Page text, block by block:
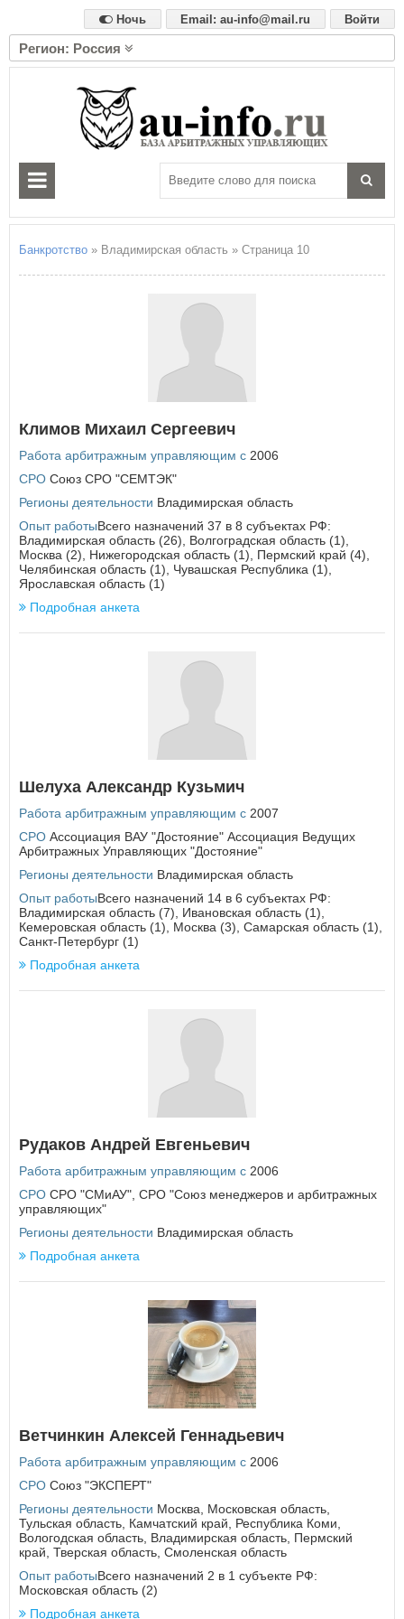
Войти
Email: au-info@mail.ru
Ночь
Регион: Россия
Алтайский край
Амурская область
Архангельская область
Астраханская область
Б
Белгородская область
В
Волгоградская область
З
Забайкальский край
Ивановская область
Иркутская область
К
Кабардино-Балкарская Республика
Калининградская область
Костромская область
Краснодарский край
Красноярский край
Курганская область
Курская область
Л
Ленинградская область
Липецкая область
М
Магаданская область
Москва
Московская область
Мурманская область
Новгородская область
Новосибирская область
О
Омская область
Оренбургская область
Орловская область
Пензенская область
Пермский край
Приморский край
Псковская область
Республика Адыгея
Республика Алтай
Республика Бурятия
Республика Ингушетия
Республика Калмыкия
Республика Карелия
Республика Коми
Республика Крым
Республика Марий Эл
Республика Мордовия
Республика Саха (Якутия)
Республика Северная Осетия - Алания
Банкротство » Владимирская область » Страница 10
Климов Михаил Сергеевич
Работа арбитражным управляющим с 2006
СРО Союз СРО "СЕМТЭК"
Регионы деятельности Владимирская область
Опыт работыВсего назначений 37 в 8 субъектах РФ:
Владимирская область (26), Волгоградская область (1),
Москва (2), Нижегородская область (1), Пермский край (4),
Челябинская область (1), Чувашская Республика (1),
Ярославская область (1)
Подробная анкета
Шелуха Александр Кузьмич
Работа арбитражным управляющим с 2007
СРО Ассоциация ВАУ "Достояние" Ассоциация Ведущих
Арбитражных Управляющих "Достояние"
Регионы деятельности Владимирская область
Опыт работыВсего назначений 14 в 6 субъектах РФ:
Владимирская область (7), Ивановская область (1),
Кемеровская область (1), Москва (3), Самарская область (1),
Санкт-Петербург (1)
Подробная анкета
Рудаков Андрей Евгеньевич
Работа арбитражным управляющим с 2006
СРО СРО "СМиАУ" СРО "Союз менеджеров и арбитражных
управляющих"
Регионы деятельности Владимирская область
Подробная анкета
Ветчинкин Алексей Геннадьевич
Работа арбитражным управляющим с 2006
СРО Союз "ЭКСПЕРТ"
Регионы деятельности Москва Московская область
Тульская область Камчатский край Республика Коми
Вологодская область Владимирская область Пермский
край Тверская область Смоленская область
Опыт работыВсего назначений 2 в 1 субъекте РФ:
Московская область (2)
Подробная анкета
Заголовок модального окна ×
Не запоминать меня
Если вы АУ, тозарегистрируйтесь, если не можете войти, то
восстановите паральлибо отправьте заявку на
au-info@mail.ru